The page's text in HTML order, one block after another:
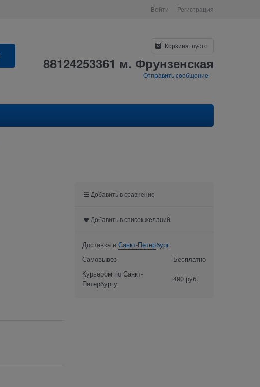
Войти Регистрация
Корзина: пусто
88124253361 м. Фрунзенская
Отправить сообщение
Добавить в сравнение
Добавить в список желаний
Доставка в Санкт-Петербург
Самовывоз
Бесплатно
Курьером по Санкт-
Петербургу
490 руб.